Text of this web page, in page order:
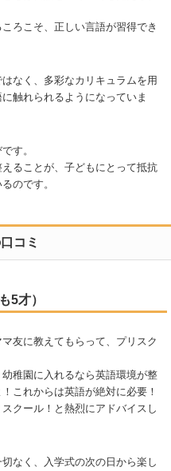
ろこそ、正しい言語が習得でき
なく、多彩なカリキュラムを用
触れられるようになっていま
す。
ることが、子どもにとって抵抗
のです。
コミ
5才）
友に教えてもらって、プリスク
稚園に入れるなら英語環境が整
これからは英語が絶対に必要！
クール！と熱烈にアドバイスし
なく、入学式の次の日から楽し